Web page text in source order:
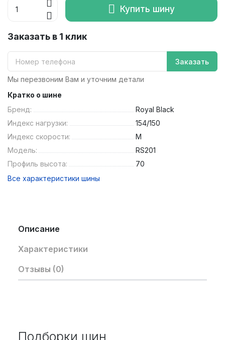
Купить шину
Заказать в 1 клик
Заказать
Мы перезвоним Вам и уточним детали
Кратко о шине
Бренд:
Royal Black
Индекс нагрузки:
154/150
Индекс скорости:
M
Модель:
RS201
Профиль высота:
70
Все характеристики шины
Описание
Характеристики
Отзывы (0)
Подборки шин